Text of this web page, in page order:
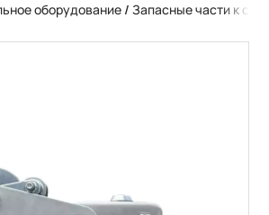
оборудование /Запасные части к